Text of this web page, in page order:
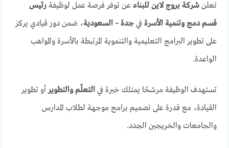
تعلنشركة بروج لاين للبناء عن توفر فرصة عمل لوظيفةرئيس
قسم دمج وتنمية الأسرة فيجدة – السعودية، ضمن دور قيادي يركز
على تطوير البرامج التعليمية والتنموية المرتبطة بالأسرة والمواهب
الواعدة.
تستهدف الوظيفة مرشحًا يمتلك خبرة فيالتعلّم والتطويرأو تطوير
القيادة، مع قدرة على تصميم برامج موجهة لطلاب المدارس
والجامعات والخريجين الجدد.